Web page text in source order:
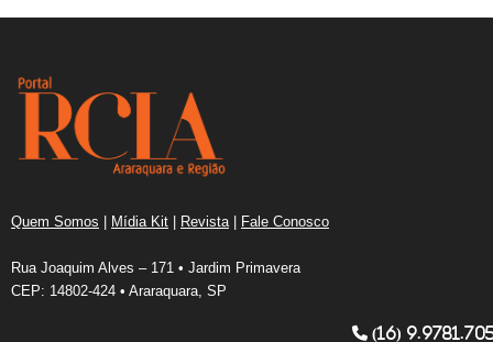
Quem Somos | Mídia Kit | Revista | Fale Conosco
Rua Joaquim Alves – 171 • Jardim Primavera
CEP: 14802-424 • Araraquara, SP
(16)